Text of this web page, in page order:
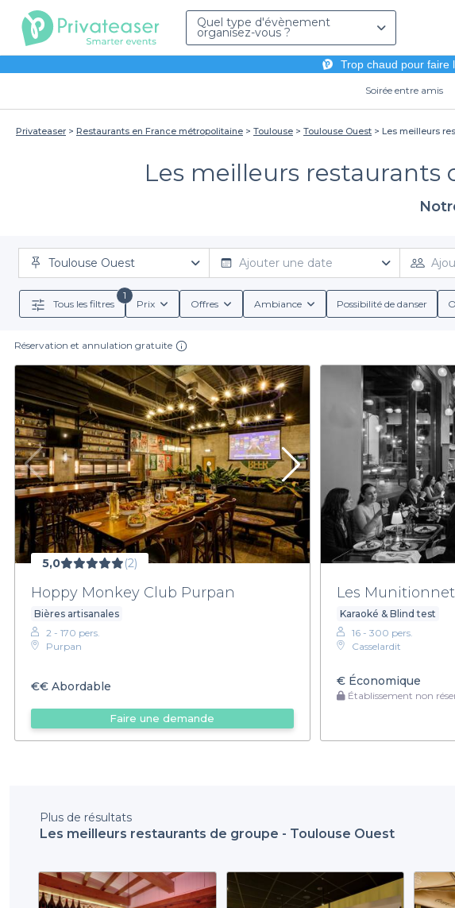
Quel type d'évènement
organisez-vous ?
Trop chaud pour faire
Soirée entre amis
Privateaser Restaurants en France métropolitaine Toulouse Toulouse Ouest Les meilleurs
Les meilleurs restaurants
Toulouse Ouest Ajouter une date
Tous les filtres
1
Prix Offres Ambiance Possibilité de danser
Réservation et annulation gratuite
5,0 (2)
Hoppy Monkey Club Purpan
Bières artisanales
2 - 170 pers.
Purpan
€€ Abordable
Faire une demande
Les
Karaoké & Blind test
16 - 300 pers.
Casselardit
€Économique
Établissement non
Plus de résultats
Les meilleurs restaurants de groupe - Toulouse Ouest